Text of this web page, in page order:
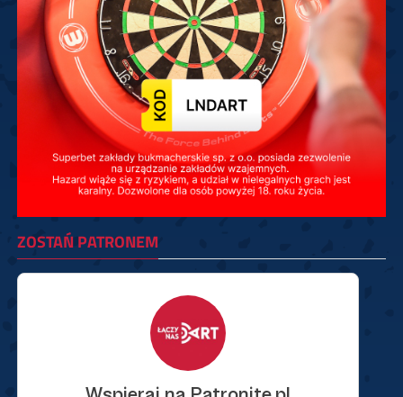
ZOSTAŃ PATRONEM